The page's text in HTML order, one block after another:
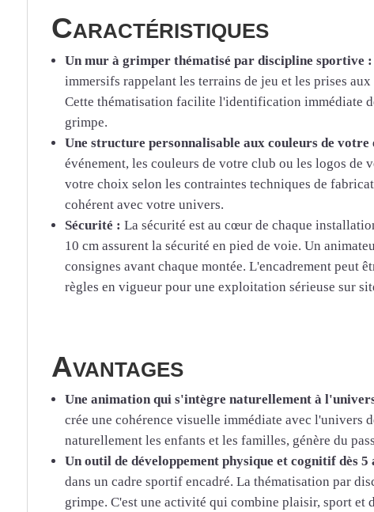
Caractéristiques
Un mur à grimper thématisé par discipline sportive :
immersifs rappelant les terrains de jeu et les prises
Cette thématisation facilite l'identification immédiate
grimpe.
Une structure personnalisable aux couleurs de votre
événement, les couleurs de votre club ou les logos de
votre choix selon les contraintes techniques de
cohérent avec votre univers.
Sécurité : La sécurité est au cœur de chaque
10 cm assurent la sécurité en pied de voie. Un
consignes avant chaque montée. L'encadrement peut
règles en vigueur pour une exploitation sérieuse sur
Avantages
Une animation qui s'intègre naturellement à
crée une cohérence visuelle immédiate avec
naturellement les enfants et les familles, génère du
Un outil de développement physique et cognitif dès 5
dans un cadre sportif encadré. La thématisation par
grimpe. C'est une activité qui combine plaisir, sport et